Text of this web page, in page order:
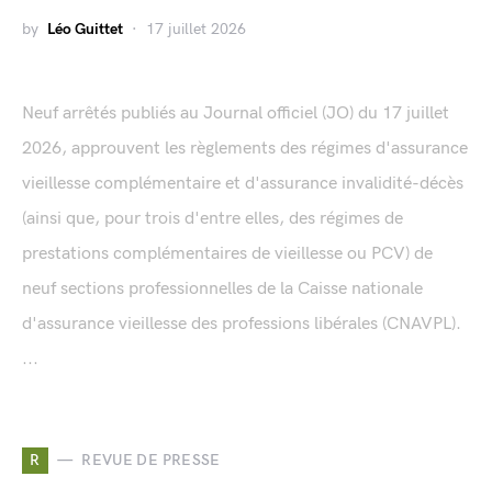
by Léo Guittet 17 juillet 2026
Neuf arrêtés publiés au Journal officiel (JO) du 17 juillet
2026, approuvent les règlements des régimes d'assurance
vieillesse complémentaire et d'assurance invalidité-décès
(ainsi que, pour trois d'entre elles, des régimes de
prestations complémentaires de vieillesse ou PCV) de
neuf sections professionnelles de la Caisse nationale
d'assurance vieillesse des professions libérales (CNAVPL).
...
R REVUE DE PRESSE